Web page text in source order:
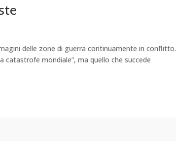
delle zone di guerra continuamente in conflitto.
catastrofe mondiale”, ma quello che succede